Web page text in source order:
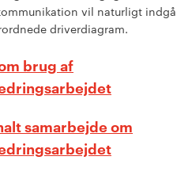
vil naturligt indgå
driverdiagram.
brug af
samarbejde om